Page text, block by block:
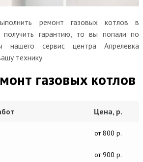
ремонт газовых котлов в
гарантию, то вы попали по
нашего сервис центра Апрелевка
технику.
газовых котлов
Цена, р.
от 800 р.
от 900 р.